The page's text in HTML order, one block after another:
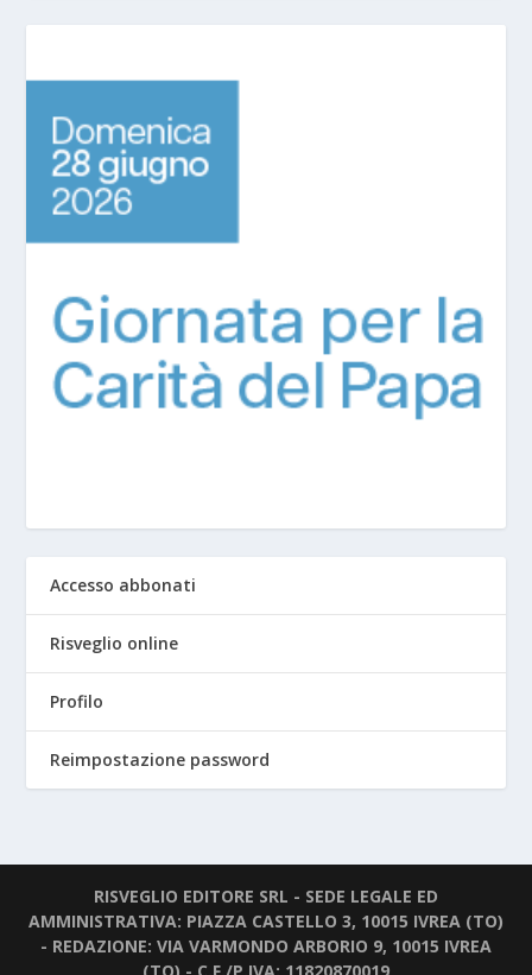
Accesso abbonati
Risveglio online
Profilo
Reimpostazione password
RISVEGLIO EDITORE SRL - SEDE LEGALE ED
AMMINISTRATIVA: PIAZZA CASTELLO 3, 10015 IVREA (TO)
- REDAZIONE: VIA VARMONDO ARBORIO 9, 10015 IVREA